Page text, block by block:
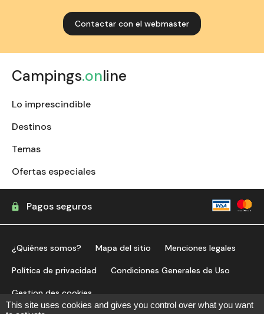
Contactar con el webmaster
Campings.online
Lo imprescindible
Destinos
Temas
Ofertas especiales
Pagos seguros
¿Quiénes somos? Mapa del sitio Menciones legales
Política de privacidad Condiciones Generales de Uso
Gestion des cookies
This site uses cookies and gives you control over what you want